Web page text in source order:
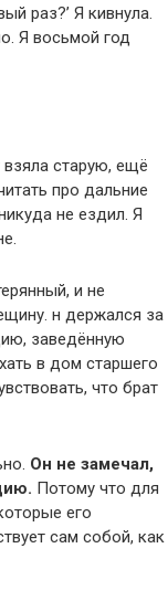
раз?’ Я кивнула.
Я восьмой год
старую, ещё
про дальние
не ездил. Я
и не
н держался за
заведённую
в дом старшего
что брат
Он не замечал,
Потому что для
его
сам собой, как